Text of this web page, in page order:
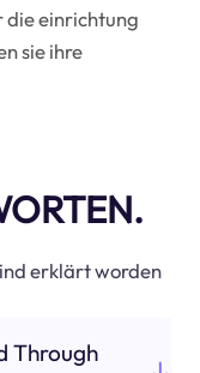
die einrichtung
sie ihre
erklärt worden
Through